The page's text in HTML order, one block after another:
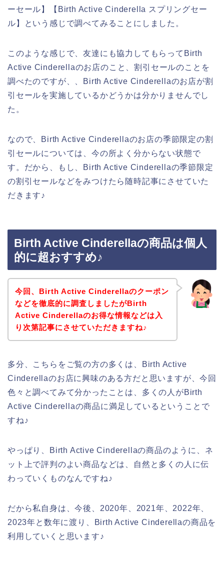
ーセール】【Birth Active Cinderella スプリングセー
ル】という感じで調べてみることにしました。
このような感じで、友達にも協力してもらってBirth
Active Cinderellaのお店のこと、割引セールのことを
調べたのですが、、Birth Active Cinderellaのお店が割
引セールを実施しているかどうかは分かりませんでし
た。
なので、Birth Active Cinderellaのお店の季節限定の割
引セールについては、今の所よく分からない状態で
す。だから、もし、Birth Active Cinderellaの季節限定
の割引セールなどをみつけたら随時記事にさせていた
だきます♪
Birth Active Cinderellaの商品は個人
的に超おすすめ♪
今回、Birth Active Cinderellaのクーポン
などを徹底的に調査しましたがBirth
Active Cinderellaのお得な情報などは入
り次第記事にさせていただきますね♪
多分、こちらをご覧の方の多くは、Birth Active
Cinderellaのお店に興味のある方だと思いますが、今回
色々と調べてみて分かったことは、多くの人がBirth
Active Cinderellaの商品に満足しているということで
すね♪
やっぱり、Birth Active Cinderellaの商品のように、ネ
ット上で評判のよい商品などは、自然と多くの人に伝
わっていくものなんですね♪
だから私自身は、今後、2020年、2021年、2022年、
2023年と数年に渡り、Birth Active Cinderellaの商品を
利用していくと思います♪